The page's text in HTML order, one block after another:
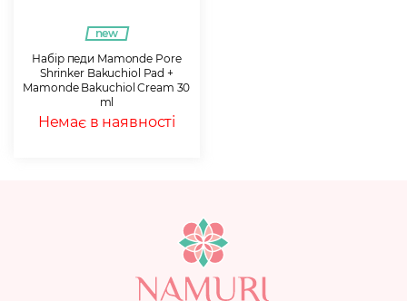
new
Набір педи Mamonde Pore
Shrinker Bakuchiol Pad +
Mamonde Bakuchiol Cream 30
ml
Немає в наявності